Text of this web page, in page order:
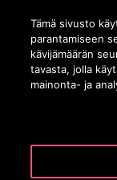
Siirry
Tee
Liity Otisin
innostus
Tämä sivusto
parantamiseen
kävijämäärän
tavasta, jolla
mainonta- ja